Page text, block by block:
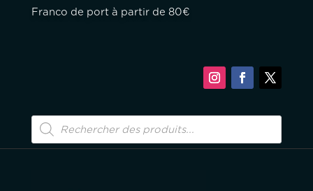
Franco de port à partir de 80€
Recherche
de
produits